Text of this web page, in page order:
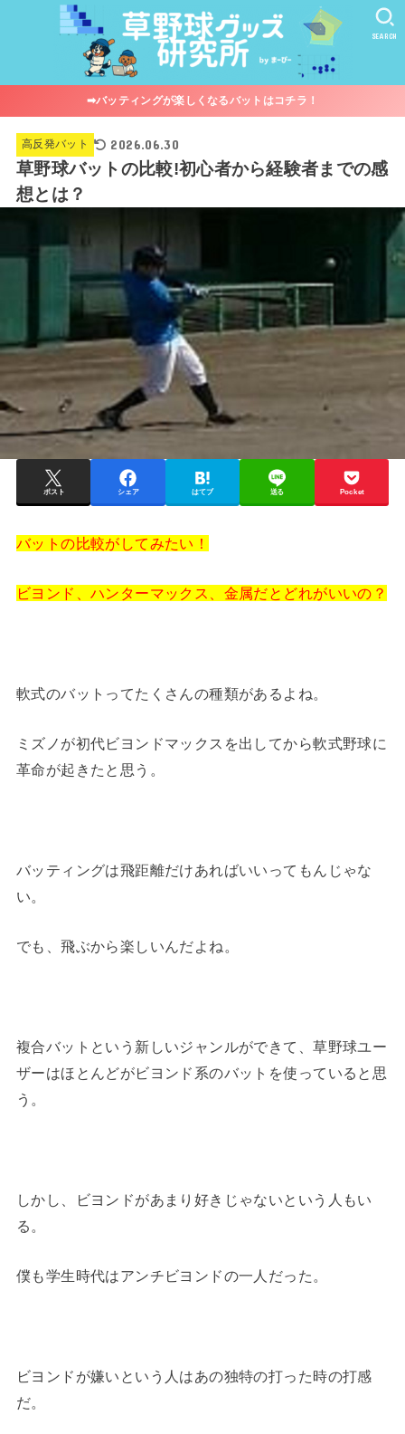
SEARCH
➡︎バッティングが楽しくなるバットはコチラ！
高反発バット 2026.06.30
草野球バットの比較!初心者から経験者までの感
想とは？
ポスト シェア はてブ 送る Pocket
バットの比較がしてみたい！
ビヨンド、ハンターマックス、金属だとどれがいいの？
軟式のバットってたくさんの種類があるよね。
ミズノが初代ビヨンドマックスを出してから軟式野球に
革命が起きたと思う。
バッティングは飛距離だけあればいいってもんじゃな
い。
でも、飛ぶから楽しいんだよね。
複合バットという新しいジャンルができて、草野球ユー
ザーはほとんどがビヨンド系のバットを使っていると思
う。
しかし、ビヨンドがあまり好きじゃないという人もい
る。
僕も学生時代はアンチビヨンドの一人だった。
ビヨンドが嫌いという人はあの独特の打った時の打感
だ。